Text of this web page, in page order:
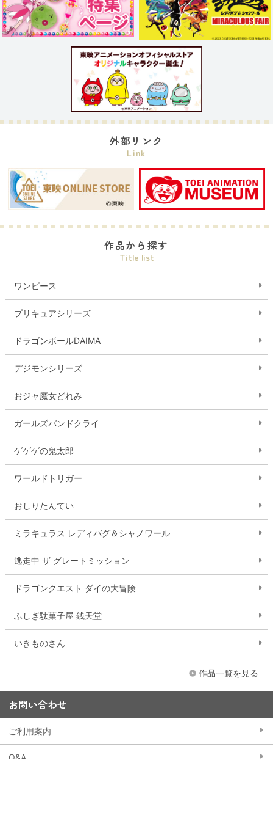
外部リンク
Link
作品から探す
Title list
ワンピース
プリキュアシリーズ
ドラゴンボールDAIMA
デジモンシリーズ
おジャ魔女どれみ
ガールズバンドクライ
ゲゲゲの鬼太郎
ワールドトリガー
おしりたんてい
ミラキュラス レディバグ＆シャノワール
逃走中 ザ グレートミッション
ドラゴンクエスト ダイの大冒険
ふしぎ駄菓子屋 銭天堂
いきものさん
作品一覧を見る
お問い合わせ
ご利用案内
Q&A